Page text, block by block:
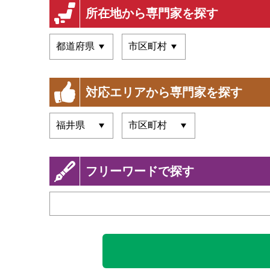
所在地から専門家を探す
対応エリアから専門家を探す
フリーワードで探す